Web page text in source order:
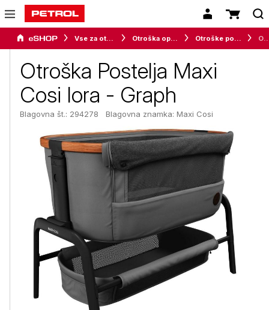
Vse za otroke Otroška oprema Otroške posteljice
Otroška Postelja Maxi
Cosi Iora - Graph
Blagovna št.: 294278 Blagovna znamka: Maxi Cosi